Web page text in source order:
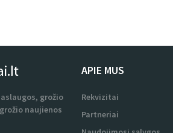
grožio
naujienos
APIE MUS
Rekvizitai
Partneriai